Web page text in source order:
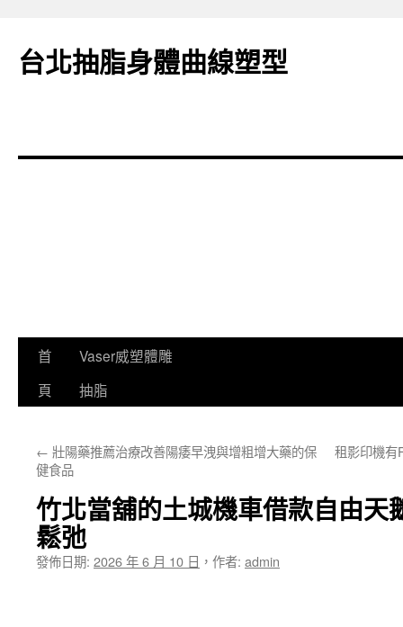
台北抽脂身體曲線塑型
跳
要
首
頁
Vaser威塑體雕
抽脂
← 壯陽藥推薦治療改善陽痿早洩與增粗增大藥的保
健食品
租影印機有
竹北當舖的土城機車借款自由天
鬆弛
發佈日期: 2026 年 6 月 10 日 ， 作者: admin